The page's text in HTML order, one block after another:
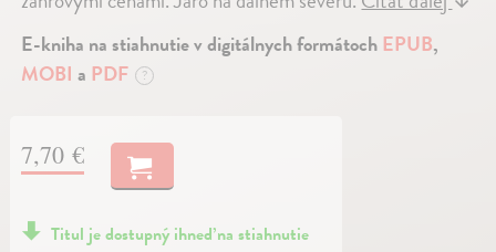
E-kniha na stiahnutie v digitálnych formátochEPUB,
MOBI a PDF ?
7,70 €
Titul je dostupný ihneď na stiahnutie